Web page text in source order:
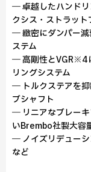
― 卓越したハンドリ
クシス・ストラッ
― 緻密にダンパー減
ステム
― 高剛性とVGR※4
リングシステム
― トルクステアを
ブシャフト
― リニアなブレー
いBrembo社製大容
― ノイズリデュー
など